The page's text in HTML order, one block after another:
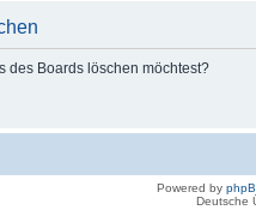
des Boards löschen möchtest?
Powered by
Deutsche